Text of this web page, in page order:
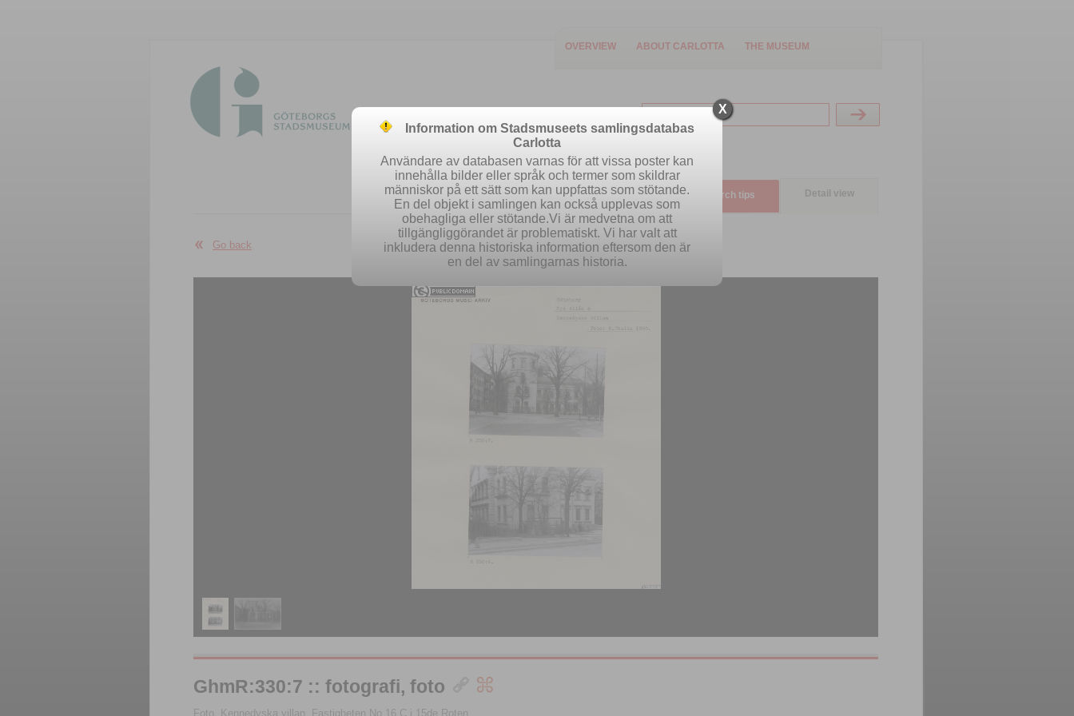
OVERVIEW ABOUT CARLOTTA THE MUSEUM
Easy search Advanced search Search tips Detail view
Go back
GhmR:330:7 :: fotografi, foto
Foto, Kennedyska villan, Fastigheten No 16 C i 15de Roten
X
Information om Stadsmuseets samlingsdatabas
Carlotta
Användare av databasen varnas för att vissa poster kan
innehålla bilder eller språk och termer som skildrar
människor på ett sätt som kan uppfattas som stötande.
En del objekt i samlingen kan också upplevas som
obehagliga eller stötande.Vi är medvetna om att
tillgängliggörandet är problematiskt. Vi har valt att
inkludera denna historiska information eftersom den är
en del av samlingarnas historia.